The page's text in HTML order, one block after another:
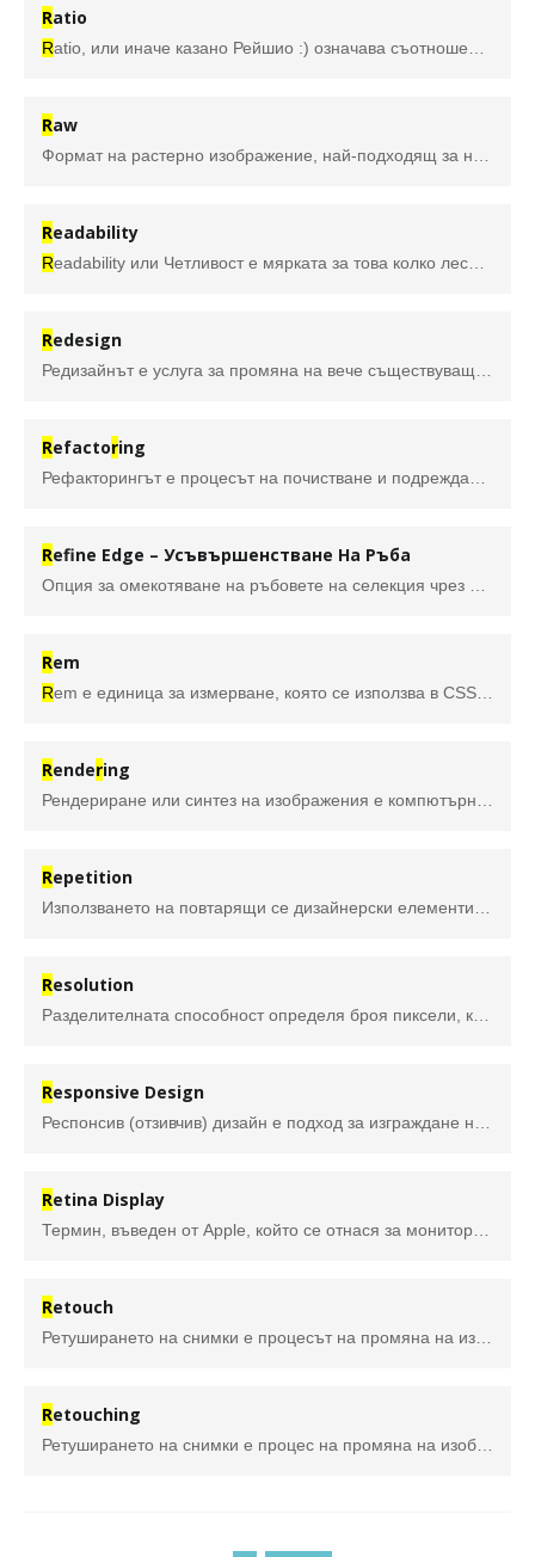
Ratio
Ratio, или иначе казано Рейшио :) означава съотношени, отношени, пропорция. Среща се в дизайна като Aspect
Raw
Readability
Readability или Четливост е мярката за това колко лесно е да се разграничи една буква от следващата. Чистотата има много общо с избора ви на шрифт и начина, по който го използвате, т.е. по-простите серифни или санс серифни шрифтове обикновено са по-добри за по-малки "Боди Копита" (основно съдържание).
Redesign
Refactoring
Refine Edge – Усъвършенстване На Ръба
Rem
Rem е единица за измерване, която се използва в CSS за задаване на размери на елементи. Тя се базира на размера на шрифта на основния :
Rendering
Repetition
Resolution
Responsive Design
Retina Display
Retouch
Retouching